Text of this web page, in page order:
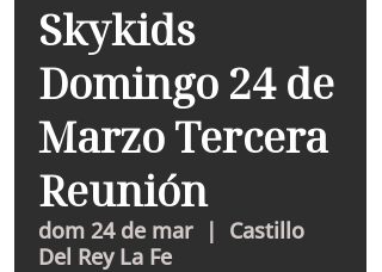
Skykids
Domingo 24 de
Marzo Tercera
Reunión
dom 24 de mar
  |
Castillo
Del Rey La Fe